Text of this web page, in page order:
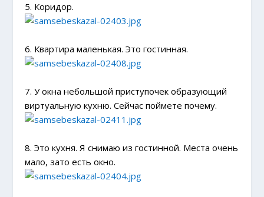
5. Коридор.
6. Квартира маленькая. Это гостинная.
7. У окна небольшой приступочек образующий
виртуальную кухню. Сейчас поймете почему.
8. Это кухня. Я снимаю из гостинной. Места очень
мало, зато есть окно.